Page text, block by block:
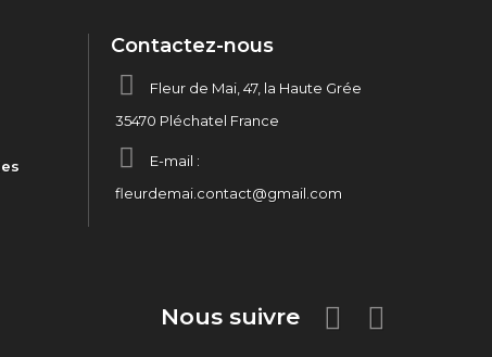
Contactez-nous
Fleur de Mai, 47, la Haute Grée
35470 Pléchatel France
E-mail :
fleurdemai.contact@gmail.com
Nous suivre